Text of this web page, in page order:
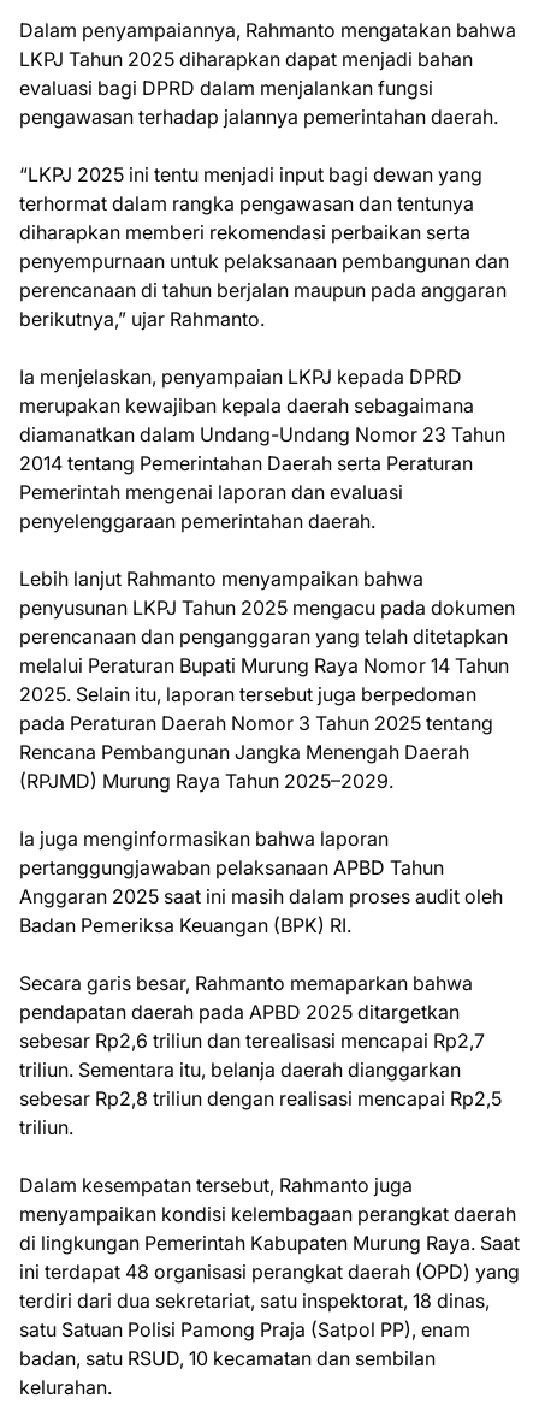
Dalam penyampaiannya, Rahmanto mengatakan bahwa
LKPJ Tahun 2025 diharapkan dapat menjadi bahan
evaluasi bagi DPRD dalam menjalankan fungsi
pengawasan terhadap jalannya pemerintahan daerah.
“LKPJ 2025 ini tentu menjadi input bagi dewan yang
terhormat dalam rangka pengawasan dan tentunya
diharapkan memberi rekomendasi perbaikan serta
penyempurnaan untuk pelaksanaan pembangunan dan
perencanaan di tahun berjalan maupun pada anggaran
berikutnya,” ujar Rahmanto.
Ia menjelaskan, penyampaian LKPJ kepada DPRD
merupakan kewajiban kepala daerah sebagaimana
diamanatkan dalam Undang-Undang Nomor 23 Tahun
2014 tentang Pemerintahan Daerah serta Peraturan
Pemerintah mengenai laporan dan evaluasi
penyelenggaraan pemerintahan daerah.
Lebih lanjut Rahmanto menyampaikan bahwa
penyusunan LKPJ Tahun 2025 mengacu pada dokumen
perencanaan dan penganggaran yang telah ditetapkan
melalui Peraturan Bupati Murung Raya Nomor 14 Tahun
2025. Selain itu, laporan tersebut juga berpedoman
pada Peraturan Daerah Nomor 3 Tahun 2025 tentang
Rencana Pembangunan Jangka Menengah Daerah
(RPJMD) Murung Raya Tahun 2025–2029.
Ia juga menginformasikan bahwa laporan
pertanggungjawaban pelaksanaan APBD Tahun
Anggaran 2025 saat ini masih dalam proses audit oleh
Badan Pemeriksa Keuangan (BPK) RI.
Secara garis besar, Rahmanto memaparkan bahwa
pendapatan daerah pada APBD 2025 ditargetkan
sebesar Rp2,6 triliun dan terealisasi mencapai Rp2,7
triliun. Sementara itu, belanja daerah dianggarkan
sebesar Rp2,8 triliun dengan realisasi mencapai Rp2,5
triliun.
Dalam kesempatan tersebut, Rahmanto juga
menyampaikan kondisi kelembagaan perangkat daerah
di lingkungan Pemerintah Kabupaten Murung Raya. Saat
ini terdapat 48 organisasi perangkat daerah (OPD) yang
terdiri dari dua sekretariat, satu inspektorat, 18 dinas,
satu Satuan Polisi Pamong Praja (Satpol PP), enam
badan, satu RSUD, 10 kecamatan dan sembilan
kelurahan.